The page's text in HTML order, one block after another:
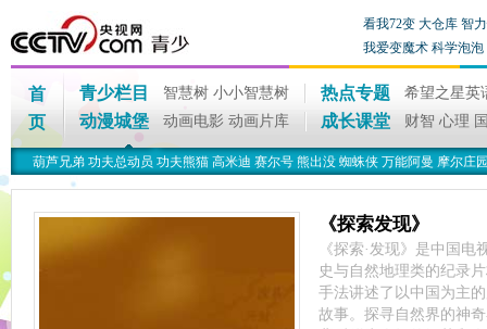
看我72变 大仓库 智
我爱变魔术 科学泡泡
首
页
青少栏目 智慧树 小小智慧树
动漫城堡 动画电影 动画片库
热点专题 希望之星英
成长课堂 财智 心理
葫芦兄弟 功夫总动员 功夫熊猫 高米迪 赛尔号 熊出没 蜘蛛侠 万能阿曼 摩尔庄
《探索发现》
《探索·发现》是中国
史与自然地理类的纪录
手法讲述了以中国为主
故事。探寻自然界的神